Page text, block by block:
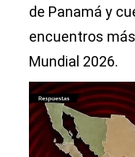
de Panamá y
encuentros
Mundial 2026.